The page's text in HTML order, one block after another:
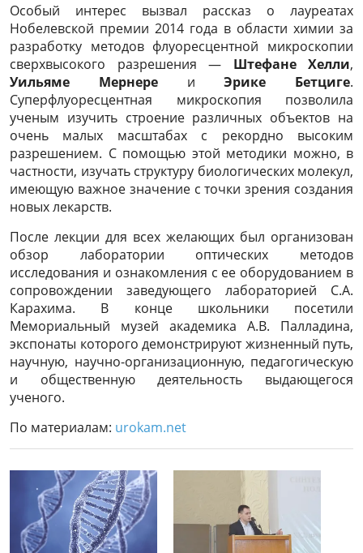
Особый интерес вызвал рассказ о лауреатах
Нобелевской премии 2014 года в области химии за
разработку методов флуоресцентной микроскопии
сверхвысокого разрешения — Штефане Хелли,
Уильяме МернереиЭрике Бетциге.
Суперфлуоресцентная микроскопия позволила
ученым изучить строение различных объектов на
очень малых масштабах с рекордно высоким
разрешением. С помощью этой методики можно, в
частности, изучать структуру биологических молекул,
имеющую важное значение с точки зрения создания
новых лекарств.
После лекции для всех желающих был организован
обзор лаборатории оптических методов
исследования и ознакомления с ее оборудованием в
сопровождении заведующего лабораторией С.А.
Карахима. В конце школьники посетили
Мемориальный музей академика А.В. Палладина,
экспонаты которого демонстрируют жизненный путь,
научную, научно-организационную, педагогическую
и общественную деятельность выдающегося
ученого.
По материалам: urokam.net